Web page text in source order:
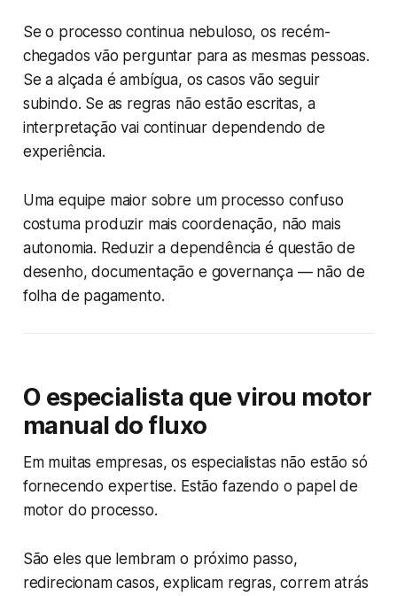
Se o processo continua nebuloso, os recém-
chegados vão perguntar para as mesmas pessoas.
Se a alçada é ambígua, os casos vão seguir
subindo. Se as regras não estão escritas, a
interpretação vai continuar dependendo de
experiência.
Uma equipe maior sobre um processo confuso
costuma produzir mais coordenação, não mais
autonomia. Reduzir a dependência é questão de
desenho, documentação e governança — não de
folha de pagamento.
O especialista que virou motor
manual do fluxo
Em muitas empresas, os especialistas não estão só
fornecendo expertise. Estão fazendo o papel de
motor do processo.
São eles que lembram o próximo passo,
redirecionam casos, explicam regras, correm atrás